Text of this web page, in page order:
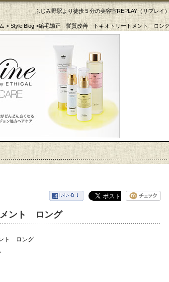
ふじみ野駅より徒歩５分の美容室REPLAY（リプレイ）
>Style Blog>縮毛矯正 髪質改善 トキオトリートメント ロン
ント ロング
ト ロング